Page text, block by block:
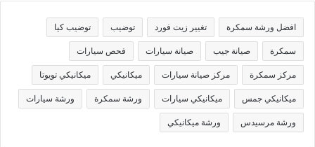
ف
ا
افضل ورشة سمكرة تغيير زيت فورد توضيب توضيب كيا
سمكرة صيانة جيب صيانة سيارات فحص سيارات
مركز سمكرة مركز صيانة سيارات ميكانيكي ميكانيكي تويوتا
ميكانيكي جمس ميكانيكي سيارات ورشة سمكرة ورشة سيارات
ورشة مرسيدس ورشة ميكانيكي